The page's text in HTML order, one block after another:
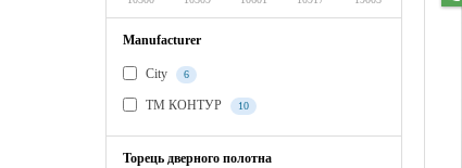
Manufacturer
City 6
ТМ КОНТУР 10
Торець дверного полотна